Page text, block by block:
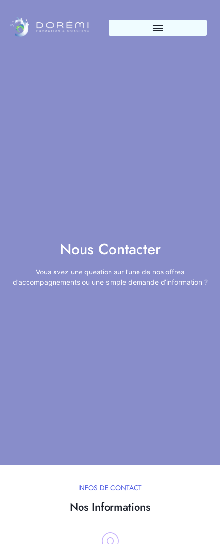
Nous Contacter
Vous avez une question sur l’une de nos offres
d’accompagnements ou une simple demande d’information ?
INFOS DE CONTACT
Nos Informations